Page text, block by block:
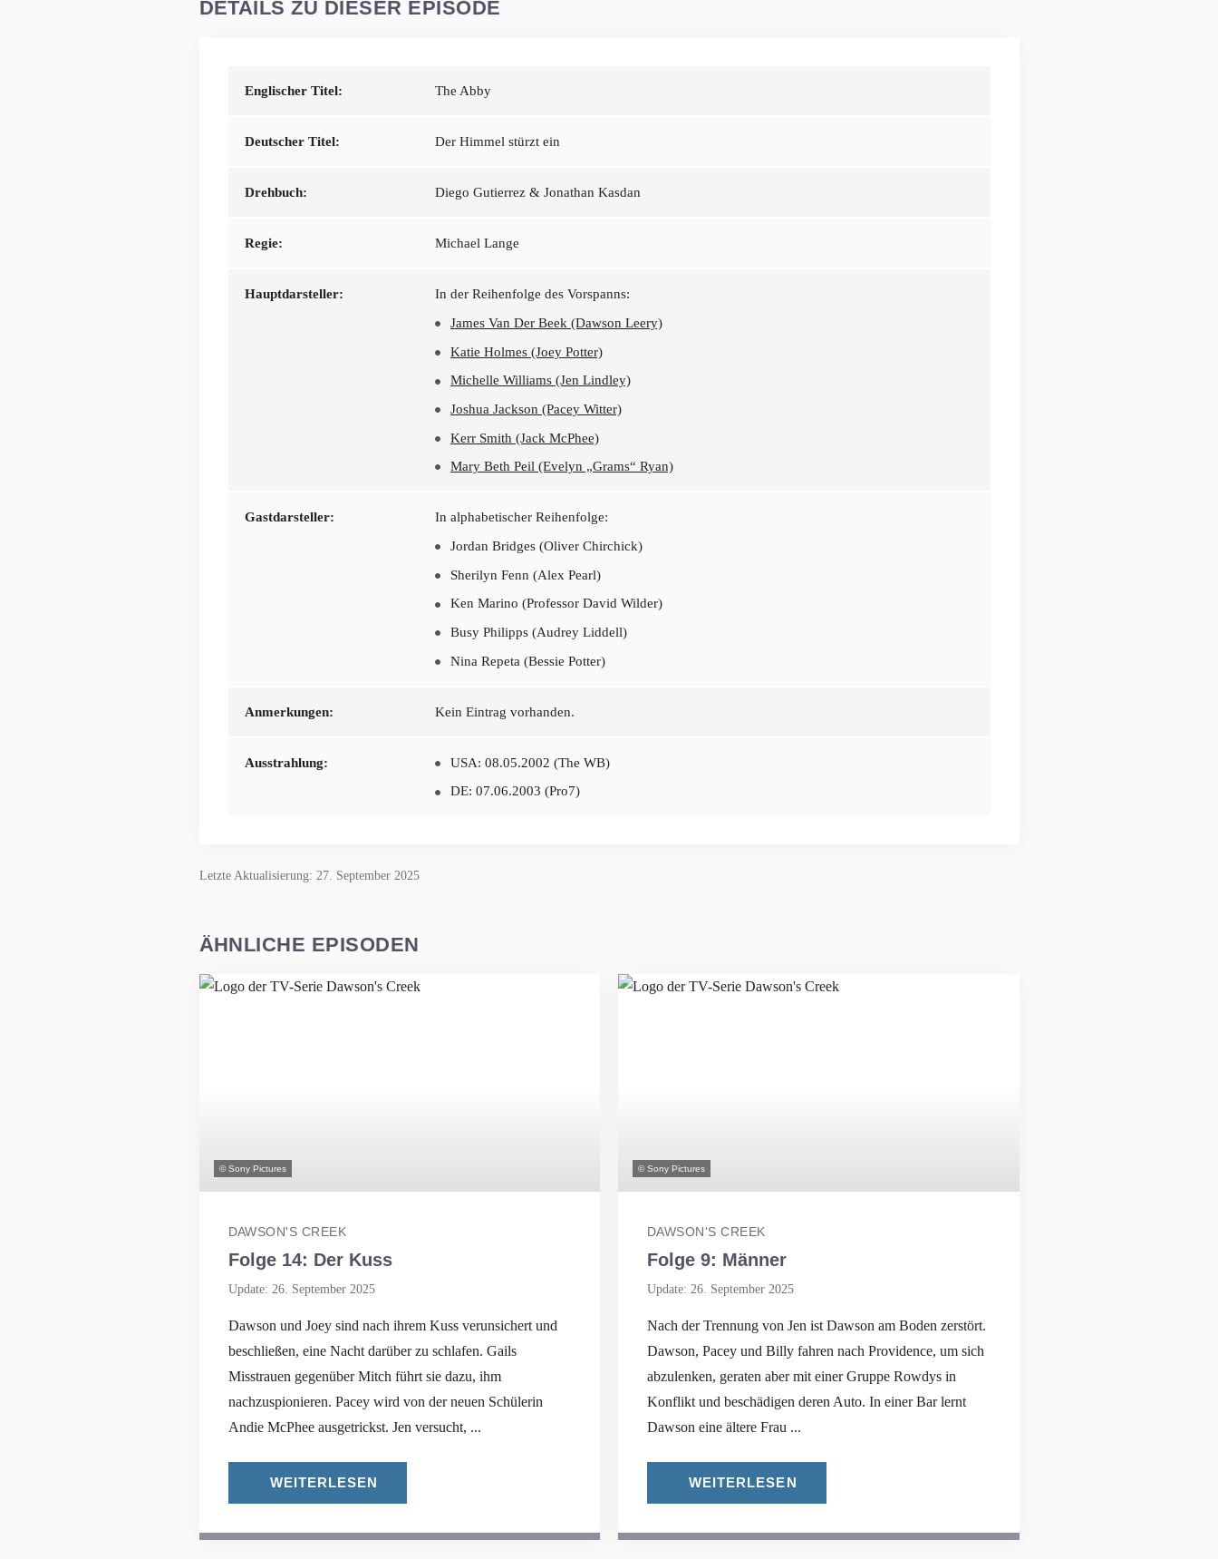
DETAILS ZU DIESER EPISODE
Englischer Titel: The Abby
Deutscher Titel: Der Himmel stürzt ein
Drehbuch: Diego Gutierrez & Jonathan Kasdan
Regie: Michael Lange
Hauptdarsteller:
In der Reihenfolge des Vorspanns:
James Van Der Beek (Dawson Leery)
Katie Holmes (Joey Potter)
Michelle Williams (Jen Lindley)
Joshua Jackson (Pacey Witter)
Kerr Smith (Jack McPhee)
Mary Beth Peil (Evelyn „Grams“ Ryan)
Gastdarsteller:
In alphabetischer Reihenfolge:
Jordan Bridges (Oliver Chirchick)
Sherilyn Fenn (Alex Pearl)
Ken Marino (Professor David Wilder)
Busy Philipps (Audrey Liddell)
Nina Repeta (Bessie Potter)
Anmerkungen: Kein Eintrag vorhanden.
Ausstrahlung:
USA: 08.05.2002 (The WB)
DE: 07.06.2003 (Pro7)
Letzte Aktualisierung: 27. September 2025
ÄHNLICHE EPISODEN
© Sony Pictures
DAWSON'S CREEK
Folge 14: Der Kuss
Update: 26. September 2025
Dawson und Joey sind nach ihrem Kuss verunsichert und
beschließen, eine Nacht darüber zu schlafen. Gails
Misstrauen gegenüber Mitch führt sie dazu, ihm
nachzuspionieren. Pacey wird von der neuen Schülerin
Andie McPhee ausgetrickst. Jen versucht, ...
WEITERLESEN
© Sony Pictures
DAWSON'S CREEK
Folge 9: Männer
Update: 26. September 2025
Nach der Trennung von Jen ist Dawson am Boden zerstört.
Dawson, Pacey und Billy fahren nach Providence, um sich
abzulenken, geraten aber mit einer Gruppe Rowdys in
Konflikt und beschädigen deren Auto. In einer Bar lernt
Dawson eine ältere Frau ...
WEITERLESEN